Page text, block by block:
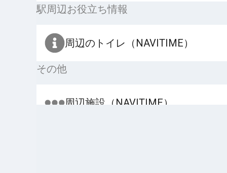
駅周辺お役立ち情報
周辺のトイレ（NAVITIME）
その他
周辺施設（NAVITIME）